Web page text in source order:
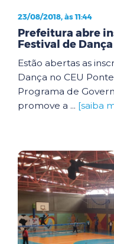
23/08/2018, às 11:44
Prefeitura abre
Festival de
Estão abertas as
Dança no CEU
Programa de
promove a ... [saiba